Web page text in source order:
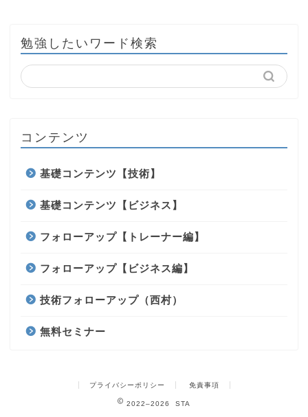
勉強したいワード検索
コンテンツ
基礎コンテンツ【技術】
基礎コンテンツ【ビジネス】
フォローアップ【トレーナー編】
フォローアップ【ビジネス編】
技術フォローアップ（西村）
無料セミナー
プライバシーポリシー 免責事項
2022–2026 STA